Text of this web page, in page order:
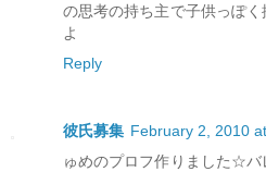
の思考の持ち主で子供っぽ
よ
Reply
彼氏募集 February 2, 2010
ゅめのプロフ作りました☆バ